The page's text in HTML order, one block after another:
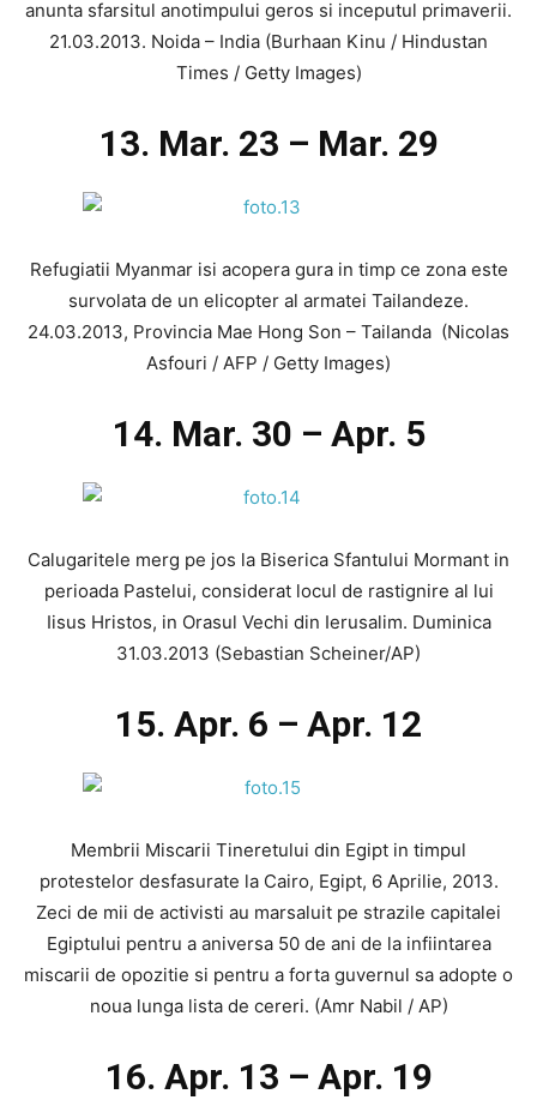
anunta sfarsitul anotimpului geros si inceputul primaverii.
21.03.2013. Noida – India (Burhaan Kinu / Hindustan
Times / Getty Images)
13. Mar. 23 – Mar. 29
Refugiatii Myanmar isi acopera gura in timp ce zona este
survolata de un elicopter al armatei Tailandeze.
24.03.2013, Provincia Mae Hong Son – Tailanda (Nicolas
Asfouri / AFP / Getty Images)
14. Mar. 30 – Apr. 5
Calugaritele merg pe jos la Biserica Sfantului Mormant in
perioada Pastelui, considerat locul de rastignire al lui
Iisus Hristos, in Orasul Vechi din Ierusalim. Duminica
31.03.2013 (Sebastian Scheiner/AP)
15. Apr. 6 – Apr. 12
Membrii Miscarii Tineretului din Egipt in timpul
protestelor desfasurate la Cairo, Egipt, 6 Aprilie, 2013.
Zeci de mii de activisti au marsaluit pe strazile capitalei
Egiptului pentru a aniversa 50 de ani de la infiintarea
miscarii de opozitie si pentru a forta guvernul sa adopte o
noua lunga lista de cereri. (Amr Nabil / AP)
16. Apr. 13 – Apr. 19